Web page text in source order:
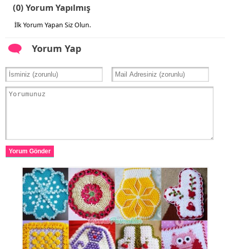
(0) Yorum Yapılmış
İlk Yorum Yapan Siz Olun.
Yorum Yap
Yorum Gönder